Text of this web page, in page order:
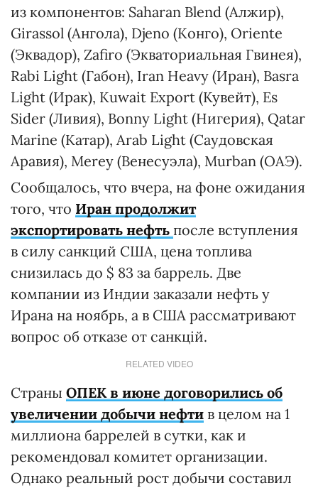
из компонентов: Saharan Blend (Алжир),
Girassol (Ангола), Djeno (Конго), Oriente
(Эквадор), Zafiro (Экваториальная Гвинея),
Rabi Light (Габон), Iran Heavy (Иран), Basra
Light (Ирак), Kuwait Export (Кувейт), Es
Sider (Ливия), Bonny Light (Нигерия), Qatar
Marine (Катар), Arab Light (Саудовская
Аравия), Merey (Венесуэла), Murban (ОАЭ).
Сообщалось, что вчера, на фоне ожидания
того, что Иран продолжит
экспортировать нефть после вступления
в силу санкций США, цена топлива
снизилась до $ 83 за баррель. Две
компании из Индии заказали нефть у
Ирана на ноябрь, а в США рассматривают
вопрос об отказе от санкцій.
RELATED VIDEO
Страны ОПЕК в июне договорились об
увеличении добычи нефти в целом на 1
миллиона баррелей в сутки, как и
рекомендовал комитет организации.
Однако реальный рост добычи составил